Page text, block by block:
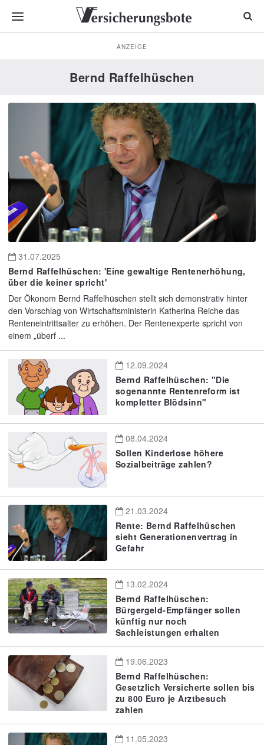
ANZEIGE
Bernd Raffelhüschen
31.07.2025
Bernd Raffelhüschen: 'Eine gewaltige Rentenerhöhung,
über die keiner spricht'
Der Ökonom Bernd Raffelhüschen stellt sich demonstrativ hinter
den Vorschlag von Wirtschaftsministerin Katherina Reiche das
Renteneintrittsalter zu erhöhen. Der Rentenexperte spricht von
einem „überf ...
12.09.2024
Bernd Raffelhüschen: "Die
sogenannte Rentenreform ist
kompletter Blödsinn"
08.04.2024
Sollen Kinderlose höhere
Sozialbeiträge zahlen?
21.03.2024
Rente: Bernd Raffelhüschen
sieht Generationenvertrag in
Gefahr
13.02.2024
Bernd Raffelhüschen:
Bürgergeld-Empfänger sollen
künftig nur noch
Sachleistungen erhalten
19.06.2023
Bernd Raffelhüschen:
Gesetzlich Versicherte sollen bis
zu 800 Euro je Arztbesuch
zahlen
11.05.2023